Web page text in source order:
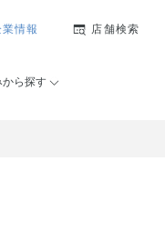
業情報 店舗検索
から探す